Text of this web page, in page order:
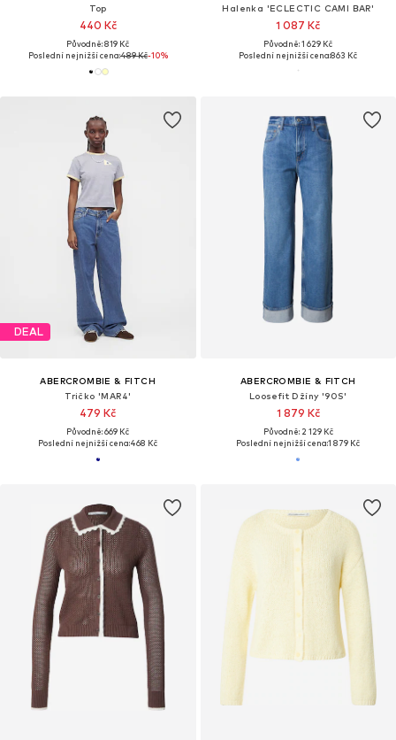
Top
440 Kč
Původně: 819 Kč
Poslední nejnižší cena:489 Kč-10%
Halenka 'ECLECTIC CAMI BAR'
1 087 Kč
Původně: 1 629 Kč
Poslední nejnižší cena:863 Kč
DEAL
ABERCROMBIE & FITCH
Tričko 'MAR4'
479 Kč
Původně: 669 Kč
Poslední nejnižší cena:468 Kč
ABERCROMBIE & FITCH
Loosefit Džíny '90S'
1 879 Kč
Původně: 2 129 Kč
Poslední nejnižší cena:1 879 Kč